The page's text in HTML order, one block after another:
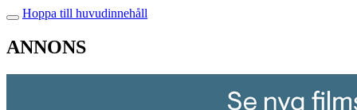
Hoppa till huvudinnehåll
ANNONS